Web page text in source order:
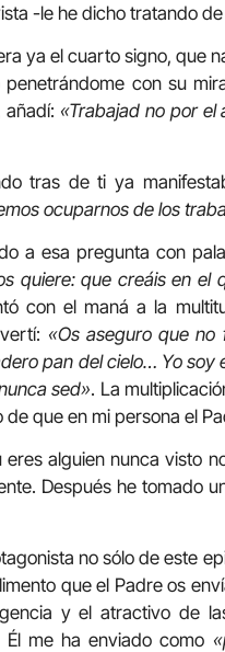
-le he dicho tratando
ya el cuarto signo, que
con su
añadí: «Trabajad no por el
tras de ti ya
ocuparnos de los
a esa pregunta con
quiere: que creáis en el
con el maná a la
«Os aseguro que
pan del cielo… Yo soy
sed». La
que en mi persona el
alguien nunca visto
Después he tomado
no sólo de este
que el Padre os
y el atractivo de
me ha enviado como